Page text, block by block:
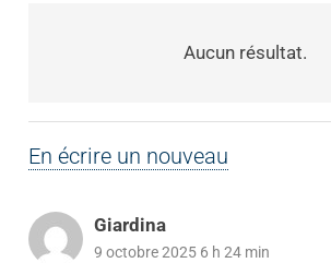
Aucun résultat.
En écrire un nouveau
Giardina
9 octobre 2025 6 h 24 min